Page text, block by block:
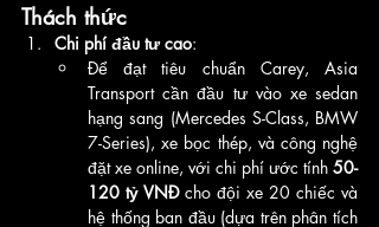
Thách thức
Chi phí đầu tư cao:
Để đạt tiêu chuẩn Carey, Asia
Transport cần đầu tư vào xe sedan
hạng sang (Mercedes S-Class, BMW
7-Series), xe bọc thép, và công nghệ
đặt xe online, với chi phí ước tính 50-
120 tỷ VNĐ cho đội xe 20 chiếc và
hệ thống ban đầu (dựa trên phân tích